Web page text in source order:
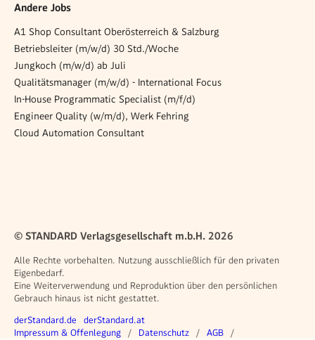
Andere Jobs
A1 Shop Consultant Oberösterreich & Salzburg
Betriebsleiter (m/w/d) 30 Std./Woche
Jungkoch (m/w/d) ab Juli
Qualitätsmanager (m/w/d) - International Focus
In-House Programmatic Specialist (m/f/d)
Engineer Quality (w/m/d), Werk Fehring
Cloud Automation Consultant
© STANDARD Verlagsgesellschaft m.b.H. 2026
Alle Rechte vorbehalten. Nutzung ausschließlich für den privaten
Eigenbedarf.
Eine Weiterverwendung und Reproduktion über den persönlichen
Gebrauch hinaus ist nicht gestattet.
Weitere Angebote
derStandard.de derStandard.at
Rechtliches
Impressum & Offenlegung Datenschutz AGB